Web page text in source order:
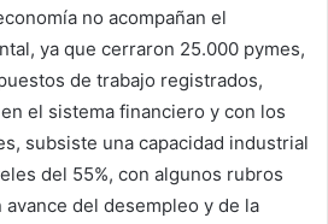
no acompañan el
ya que cerraron 25.000 pymes,
de trabajo registrados,
el sistema financiero y con los
subsiste una capacidad industrial
del 55%, con algunos rubros
avance del desempleo y de la